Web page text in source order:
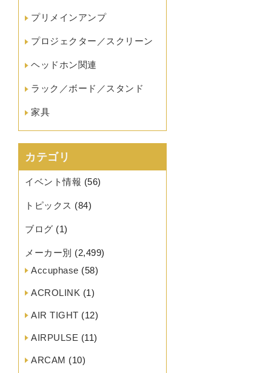
プリメインアンプ
プロジェクター／スクリーン
ヘッドホン関連
ラック／ボード／スタンド
家具
カテゴリ
イベント情報 (56)
トピックス (84)
ブログ (1)
メーカー別 (2,499)
Accuphase (58)
ACROLINK (1)
AIR TIGHT (12)
AIRPULSE (11)
ARCAM (10)